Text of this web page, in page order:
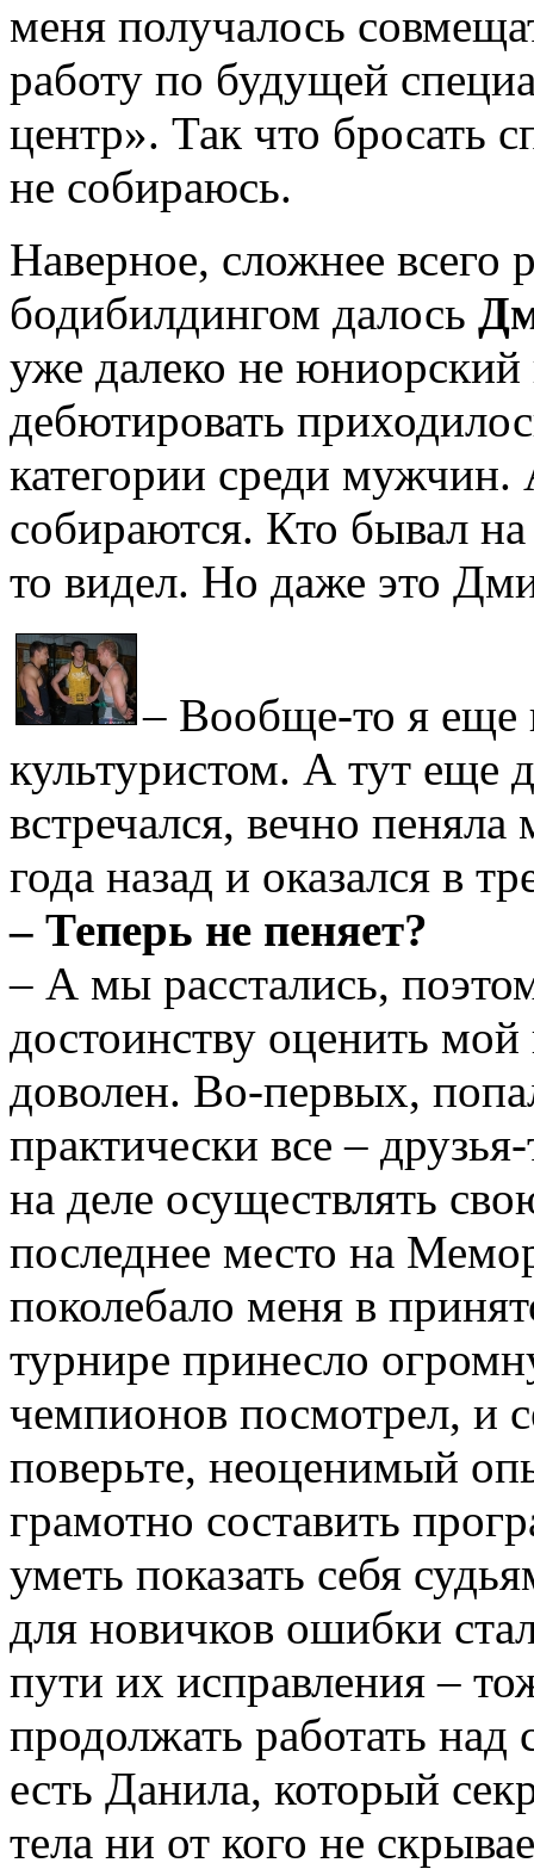
меня получалось
работу по будущей
центр». Так что бросать
не собираюсь.
Наверное, сложнее всего
бодибилдингом далось
уже далеко не юниорский
дебютировать
категории среди
собираются. Кто бывал
то видел. Но даже это
– Вообще-то я еще
культуристом. А тут еще
встречался, вечно
года назад и оказался в
– Теперь не пеняет?
– А мы расстались,
достоинству оценить
доволен. Во-первых,
практически все –
на деле осуществлять
последнее место на
поколебало меня в
турнире принесло
чемпионов посмотрел, и
поверьте, неоценимый
грамотно составить
уметь показать себя
для новичков ошибки
пути их исправления –
продолжать работать
есть Данила, который
тела ни от кого не